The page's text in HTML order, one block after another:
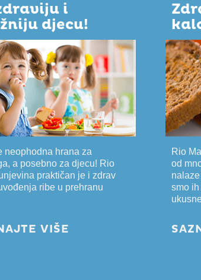
i
djecu!
neophodna hrana za
a posebno za djecu! Rio
praktičan je i zdrav
ribe u prehranu
VIŠE
Rio
od
smo